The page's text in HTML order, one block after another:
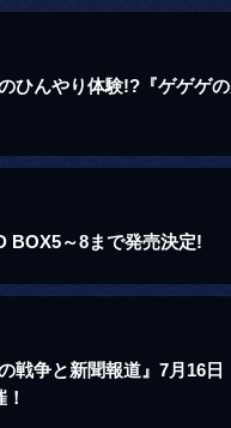
ひんやり体験!?『ゲゲゲ
BOX5～8まで発売決定!
戦争と新聞報道』7月16日